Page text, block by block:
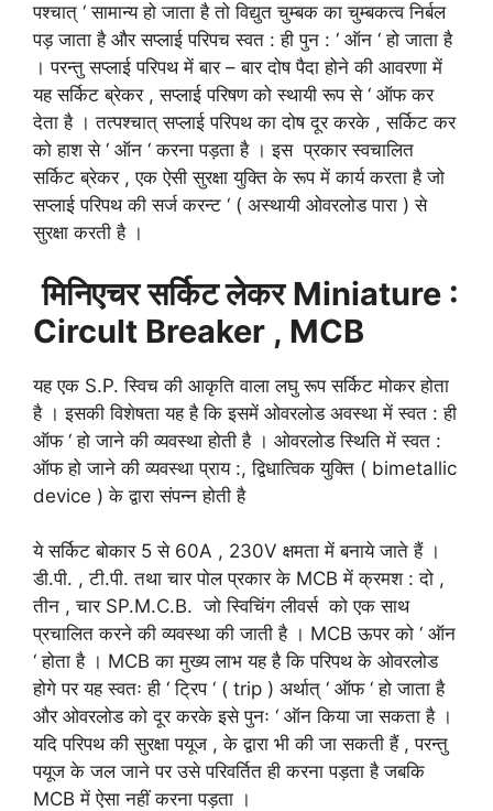
पश्चात् ‘ सामान्य हो जाता है तो विद्युत चुम्बक का चुम्बकत्व निर्बल
पड़ जाता है और सप्लाई परिपच स्वत : ही पुन : ‘ ऑन ‘ हो जाता है
। परन्तु सप्लाई परिपथ में बार – बार दोष पैदा होने की आवरणा में
यह सर्किट ब्रेकर , सप्लाई परिषण को स्थायी रूप से ‘ ऑफ कर
देता है । तत्पश्चात् सप्लाई परिपथ का दोष दूर करके , सर्किट कर
को हाश से ‘ ऑन ‘ करना पड़ता है । इस प्रकार स्वचालित
सर्किट ब्रेकर , एक ऐसी सुरक्षा युक्ति के रूप में कार्य करता है जो
सप्लाई परिपथ की सर्ज करन्ट ‘ ( अस्थायी ओवरलोड पारा ) से
सुरक्षा करती है ।
मिनिएचर सर्किट लेकरMiniature :
Circult Breaker , MCB
यह एक S.P. स्विच की आकृति वाला लघु रूप सर्किट मोकर होता
है । इसकी विशेषता यह है कि इसमें ओवरलोड अवस्था में स्वत : ही
ऑफ ‘ हो जाने की व्यवस्था होती है । ओवरलोड स्थिति में स्वत :
ऑफ हो जाने की व्यवस्था प्राय :, द्विधात्विक युक्ति ( bimetallic
device ) के द्वारा संपन्न होती है
ये सर्किट बोकार 5 से 60A , 230V क्षमता में बनाये जाते हैं ।
डी.पी. , टी.पी. तथा चार पोल प्रकार के MCB में क्रमश : दो ,
तीन , चार SP.M.C.B. जो स्विचिंग लीवर्स को एक साथ
प्रचालित करने की व्यवस्था की जाती है । MCB ऊपर को ‘ ऑन
‘ होता है । MCB का मुख्य लाभ यह है कि परिपथ के ओवरलोड
होगे पर यह स्वतः ही ‘ ट्रिप ‘ ( trip ) अर्थात् ‘ ऑफ ‘ हो जाता है
और ओवरलोड को दूर करके इसे पुनः ‘ ऑन किया जा सकता है ।
यदि परिपथ की सुरक्षा पयूज , के द्वारा भी की जा सकती हैं , परन्तु
पयूज के जल जाने पर उसे परिवर्तित ही करना पड़ता है जबकि
MCB में ऐसा नहीं करना पड़ता ।